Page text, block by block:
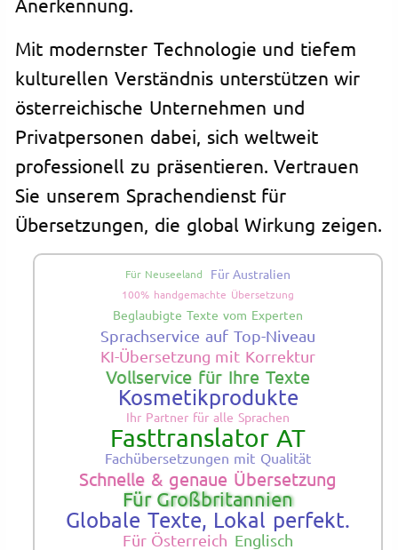
Mit modernster Technologie und tiefem
kulturellen Verständnis unterstützen wir
österreichische Unternehmen und
Privatpersonen dabei, sich weltweit
professionell zu präsentieren. Vertrauen
Sie unserem Sprachendienst für
Übersetzungen, die global Wirkung zeigen.
Für Neuseeland Für Australien
100% handgemachte Übersetzung
Beglaubigte Texte vom Experten
Sprachservice auf Top-Niveau
KI-Übersetzung mit Korrektur
Vollservice für Ihre Texte
Kosmetikprodukte
Ihr Partner für alle Sprachen
Fasttranslator AT
Fachübersetzungen mit Qualität
Schnelle & genaue Übersetzung
Für Großbritannien
Globale Texte, Lokal perfekt.
Für Österreich Englisch